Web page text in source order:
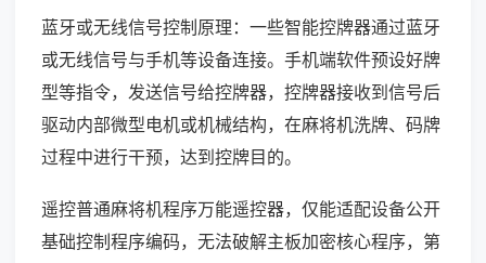
蓝牙或无线信号控制原理：一些智能控牌器通过蓝牙
或无线信号与手机等设备连接。手机端软件预设好牌
型等指令，发送信号给控牌器，控牌器接收到信号后
驱动内部微型电机或机械结构，在麻将机洗牌、码牌
过程中进行干预，达到控牌目的。
遥控普通麻将机程序万能遥控器，仅能适配设备公开
基础控制程序编码，无法破解主板加密核心程序，第